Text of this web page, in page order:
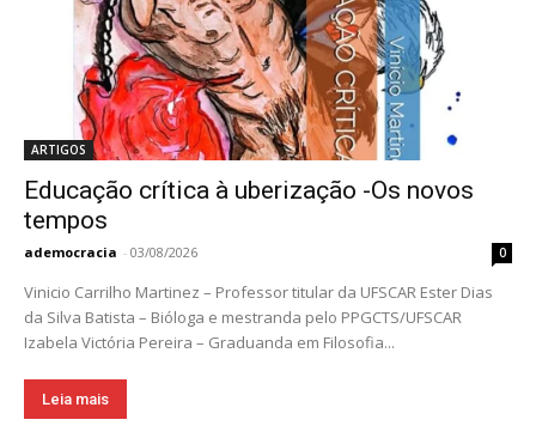
ARTIGOS
Educação crítica à uberização -Os novos
tempos
ademocracia - 03/08/2026 0
Vinicio Carrilho Martinez – Professor titular da UFSCAR Ester Dias
da Silva Batista – Bióloga e mestranda pelo PPGCTS/UFSCAR
Izabela Victória Pereira – Graduanda em Filosofia...
Leia mais